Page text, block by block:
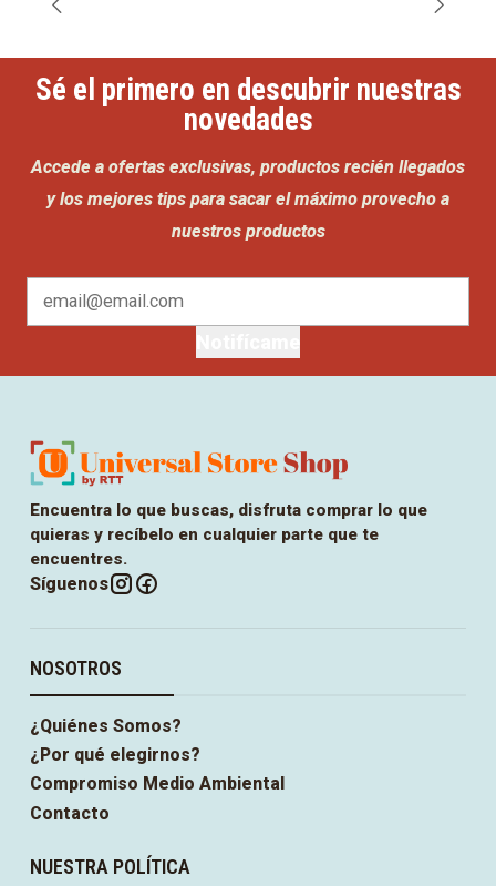
Sé el primero en descubrir nuestras
novedades
Accede a ofertas exclusivas, productos recién llegados
y los mejores tips para sacar el máximo provecho a
nuestros productos
Encuentra lo que buscas, disfruta comprar lo que
quieras y recíbelo en cualquier parte que te
encuentres.
Síguenos
NOSOTROS
¿Quiénes Somos?
¿Por qué elegirnos?
Compromiso Medio Ambiental
Contacto
NUESTRA POLÍTICA